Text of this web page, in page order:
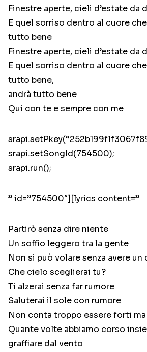
Finestre aperte, cieli d’estate da
E quel sorriso dentro al cuore
tutto bene
Finestre aperte, cieli d’estate da
E quel sorriso dentro al cuore
tutto bene,
andrà tutto bene
Qui con te e sempre con me
srapi.setSongId(754500);
srapi.run();
” id=”754500″][lyrics content=”
Partirò senza dire niente
Un soffio leggero tra la gente
Non si può volare senza avere un
Che cielo sceglierai tu?
Ti alzerai senza far rumore
Saluterai il sole con rumore
Non conta troppo essere forti
Quante volte abbiamo corso
graffiare dal vento